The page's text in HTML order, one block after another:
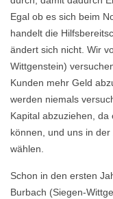
Egal ob es sich beim
handelt die
ändert sich nicht. Wir
Wittgenstein)
Kunden mehr Geld
werden niemals
Kapital abzuziehen,
können, und uns in
wählen.
Schon in den ersten
Burbach (Siegen-